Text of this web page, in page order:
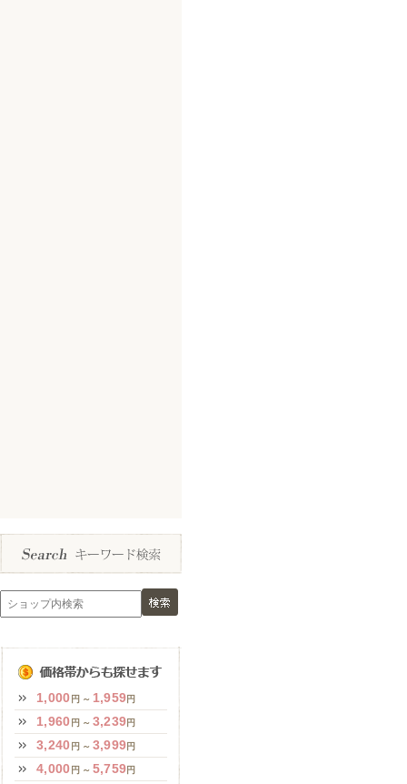
1,000 円 ～ 1,959円
1,960 円 ～ 3,239円
3,240 円 ～ 3,999円
4,000 円 ～ 5,759円